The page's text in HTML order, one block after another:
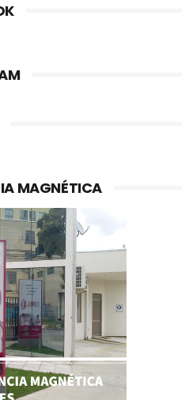
MAGNÉTICA